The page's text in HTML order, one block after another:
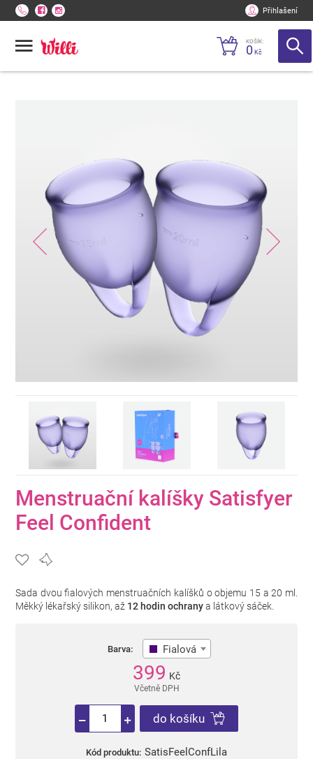
Přihlašení
KOŠÍK:
0 Kč
Menstruační kalíšky Satisfyer
Feel Confident
Sada dvou fialových menstruačních kalíšků o objemu 15 a 20 ml.
Měkký lékařský silikon, až 12 hodin ochranya látkový sáček.
Barva: Fialová
399 Kč
Včetně DPH
do košíku
Kód produktu: SatisFeelConfLila